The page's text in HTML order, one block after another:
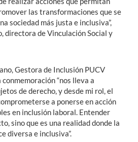
las transformaciones que se
sociedad más justa e inclusiva”,
directora de Vinculación Social y
Gestora de Inclusión PUCV
“nos lleva a
de derecho, y desde mi rol, el
a ponerse en acción
en inclusión laboral. Entender
sino que es una realidad donde la
diversa e inclusiva”.